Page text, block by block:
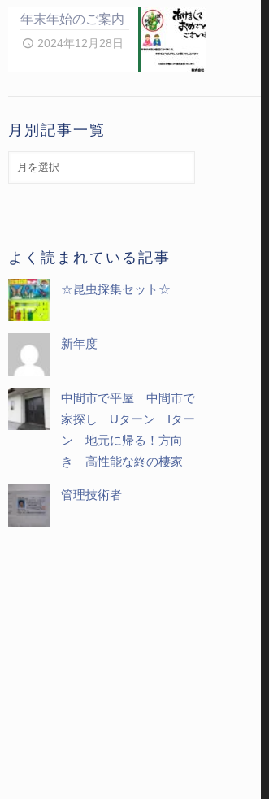
年末年始のご案内
2024年12月28日
月別記事一覧
覧
よく読まれている記事
☆昆虫採集セット☆
新年度
中間市で平屋 中間市で
家探し Uターン Iター
ン 地元に帰る！方向
き 高性能な終の棲家
管理技術者